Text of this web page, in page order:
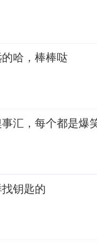
哈，棒棒哒
汇，每个都是爆
钥匙的